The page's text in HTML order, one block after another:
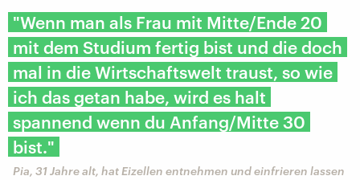
"Wenn man als Frau mit Mitte/Ende 20
mit dem Studium fertig bist und die doch
mal in die Wirtschaftswelt traust, so wie
ich das getan habe, wird es halt
spannend wenn du Anfang/Mitte 30
bist."
Pia, 31 Jahre alt, hat Eizellen entnehmen und einfrieren lassen